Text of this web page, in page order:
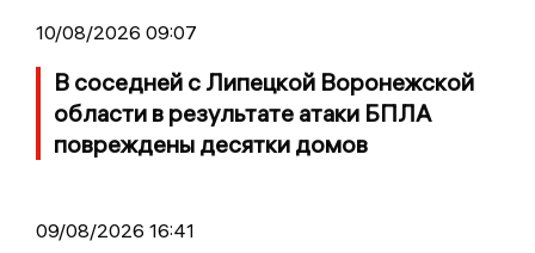
10/08/2026 09:07
В соседней с Липецкой Воронежской
области в результате атаки БПЛА
повреждены десятки домов
09/08/2026 16:41